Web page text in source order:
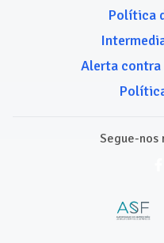
Política
Alerta contra
Segue-nos